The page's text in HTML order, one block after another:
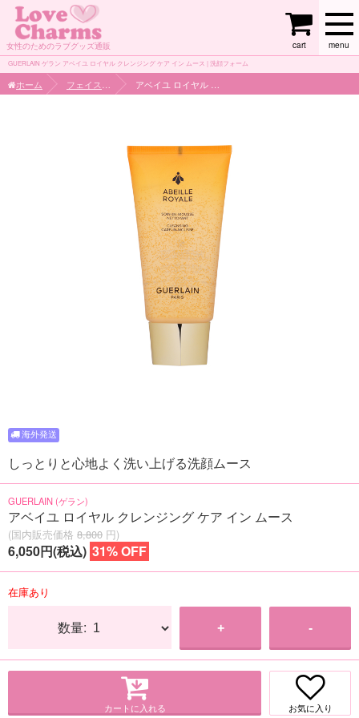
女性のためのラブグッズ通販 menu
cart
GUERLAIN ゲラン アベイユ ロイヤル クレンジング ケア イン ムース | 洗顔フォーム
ホーム
しっとりと心地よく洗い上げる洗顔ムース
GUERLAIN (ゲラン)
アベイユ ロイヤル クレンジング ケア イン ムース
(国内販売価格 8,800 円)
6,050円(税込) 31% OFF
在庫あり
数量: + -
カートに入れる お気に入り